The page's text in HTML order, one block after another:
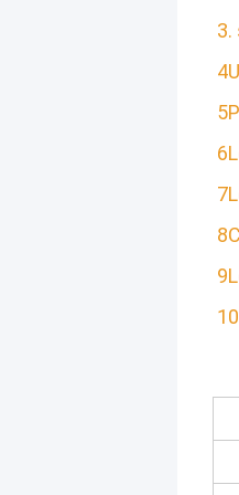
3.